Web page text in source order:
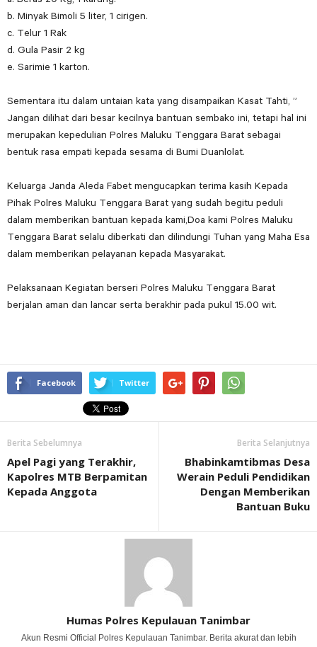
b. Minyak Bimoli 5 liter, 1 cirigen.
c. Telur 1 Rak
d. Gula Pasir 2 kg
e. Sarimie 1 karton.
Sementara itu dalam untaian kata yang disampaikan Kasat Tahti, ”
Jangan dilihat dari besar kecilnya bantuan sembako ini, tetapi hal ini
merupakan kepedulian Polres Maluku Tenggara Barat sebagai
bentuk rasa empati kepada sesama di Bumi Duanlolat.
Keluarga Janda Aleda Fabet mengucapkan terima kasih Kepada
Pihak Polres Maluku Tenggara Barat yang sudah begitu peduli
dalam memberikan bantuan kepada kami,Doa kami Polres Maluku
Tenggara Barat selalu diberkati dan dilindungi Tuhan yang Maha Esa
dalam memberikan pelayanan kepada Masyarakat.
Pelaksanaan Kegiatan berseri Polres Maluku Tenggara Barat
berjalan aman dan lancar serta berakhir pada pukul 15.00 wit.
Facebook Twitter
Berita Sebelumnya
Apel Pagi yang Terakhir,
Kapolres MTB Berpamitan
Kepada Anggota
Berita Selanjutnya
Bhabinkamtibmas Desa
Werain Peduli Pendidikan
Dengan Memberikan
Bantuan Buku
Humas Polres Kepulauan Tanimbar
Akun Resmi Official Polres Kepulauan Tanimbar. Berita akurat dan lebih